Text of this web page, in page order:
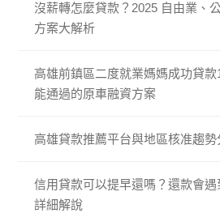
沒薪轉怎麼貸款？2025 自由業、
方案大解析
高雄前鎮區二度就業媽媽成功貸
能通過的原車融資方案
高雄貸款推薦平台與地區核准趨勢
信用貸款可以提早還嗎？還款會
詳細解說